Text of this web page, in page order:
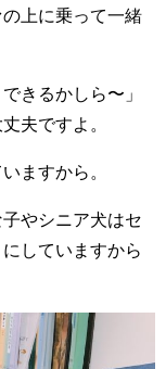
上に乗って一緒
きるかしら〜」
夫ですよ。
ますから。
やシニア犬はセ
していますから